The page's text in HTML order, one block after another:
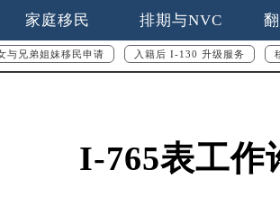
家庭移民 排期与NVC
与兄弟姐妹移民申请 入籍后 I-130 升级服务
I-765表工作